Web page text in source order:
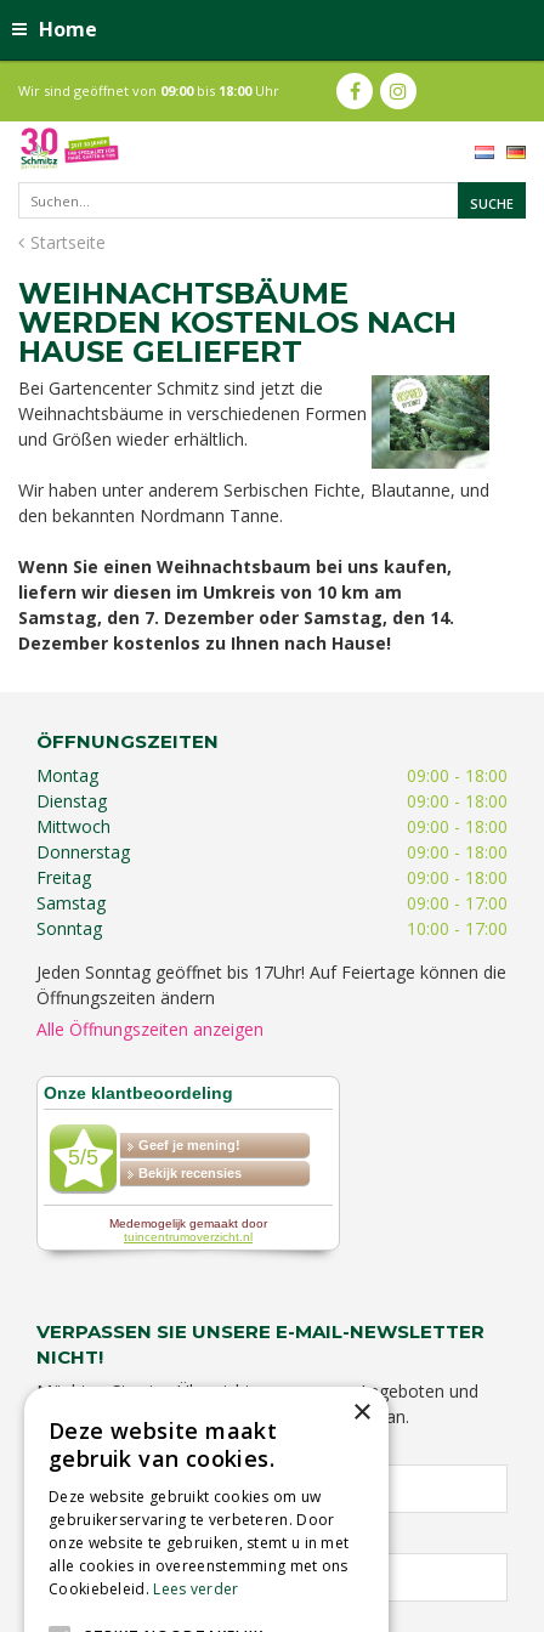
Home
Startseite
Wir sind geöffnet von 09:00bis 18:00Uhr
WEIHNACHTSBÄUME
WERDEN KOSTENLOS NACH
HAUSE GELIEFERT
Bei Gartencenter Schmitz sind jetzt die
Weihnachtsbäume in verschiedenen Formen
und Größen wieder erhältlich.
Wir haben unter anderem Serbischen Fichte, Blautanne, und
den bekannten Nordmann Tanne.
Wenn Sie einen Weihnachtsbaum bei uns kaufen,
liefern wir diesen im Umkreis von 10 km am
Samstag, den 7. Dezember oder Samstag, den 14.
Dezember kostenlos zu Ihnen nach Hause!
ÖFFNUNGSZEITEN
Montag
09:00 - 18:00
Dienstag
09:00 - 18:00
Mittwoch
09:00 - 18:00
Donnerstag
09:00 - 18:00
Freitag
09:00 - 18:00
Samstag
09:00 - 17:00
Sonntag
10:00 - 17:00
Jeden Sonntag geöffnet bis 17Uhr! Auf Feiertage können die
Öffnungszeiten ändern
Alle Öffnungszeiten anzeigen
VERPASSEN SIE UNSERE E-MAIL-NEWSLETTER
NICHT!
Möchten Sie eine Übersicht von unseren Angeboten und
Aktivitäten empfangen? Melden Sie sich hier an.
Vorname:
E-Mail Adresse: *
×
Deze website maakt
gebruik van cookies.
Deze website gebruikt cookies om uw
gebruikerservaring te verbeteren. Door
onze website te gebruiken, stemt u in met
alle cookies in overeenstemming met ons
Cookiebeleid.Lees verder